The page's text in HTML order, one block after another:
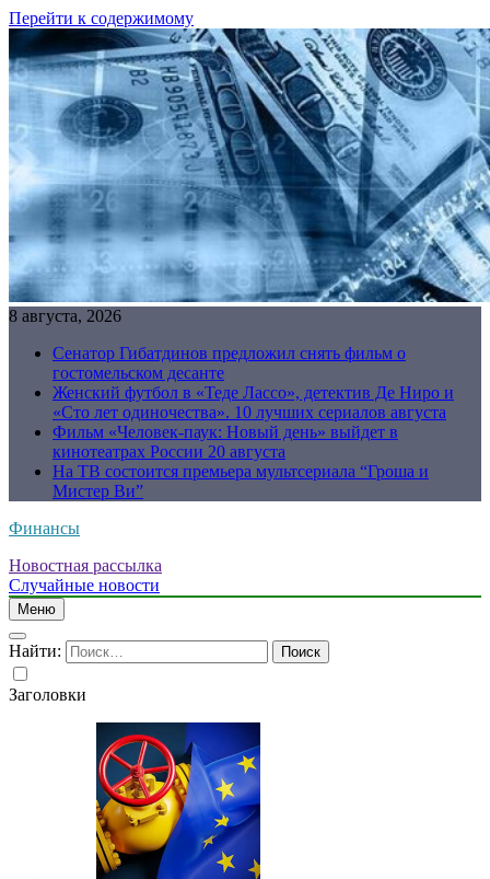
Перейти к содержимому
8 августа, 2026
Сенатор Гибатдинов предложил снять фильм о
гостомельском десанте
Женский футбол в «Теде Лассо», детектив Де Ниро и
«Сто лет одиночества». 10 лучших сериалов августа
Фильм «Человек-паук: Новый день» выйдет в
кинотеатрах России 20 августа
На ТВ состоится премьера мультсериала “Гроша и
Мистер Ви”
Финансы
Новостная рассылка
Случайные новости
Меню
Найти:
Заголовки